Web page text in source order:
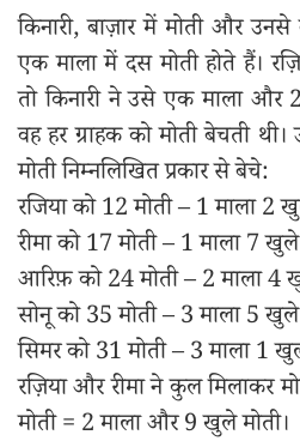
किनारी, बाज़ार में मोती और
एक माला में दस मोती होते हैं।
तो किनारी ने उसे एक माला और
वह हर ग्राहक को मोती बेचती
मोती निम्नलिखित प्रकार से बेचे:
रजिया को 12 मोती – 1 माला 2
रीमा को 17 मोती – 1 माला 7
आरिफ़ को 24 मोती – 2 माला 4
सोनू को 35 मोती – 3 माला 5 खुले
सिमर को 31 मोती – 3 माला 1
रज़िया और रीमा ने कुल मिलाकर
मोती = 2 माला और 9 खुले मोती।